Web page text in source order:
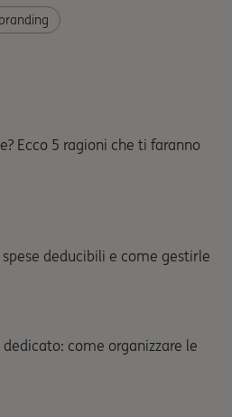
Ecco 5 ragioni che ti faranno
deducibili e come gestirle
come organizzare le